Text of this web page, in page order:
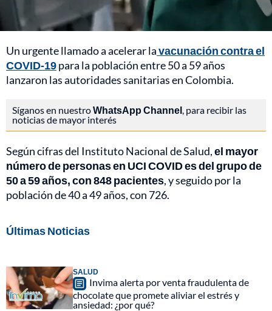
Un urgente llamado a acelerar lavacunación contra el
COVID-19para la población entre 50 a 59 años
lanzaron las autoridades sanitarias en Colombia.
Síganos en nuestroWhatsApp Channel , para recibir las
noticias de mayor interés
Según cifras del Instituto Nacional de Salud,el mayor
número de personas en UCI COVID es del grupo de
50 a 59 años, con 848 pacientes, y seguido por la
población de 40 a 49 años, con 726.
Últimas Noticias
SALUD
Invima alerta por venta fraudulenta de
chocolate que promete aliviar el estrés y
ansiedad: ¿por qué?